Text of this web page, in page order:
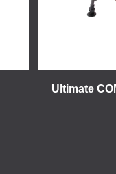
Ultimate